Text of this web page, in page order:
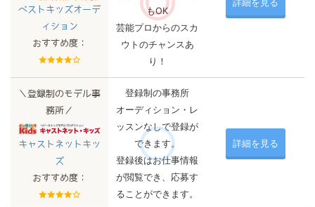
ベストキッズオーデ
ィション
おすすめ度：
もOK
芸能プロからのスカ
ウトのチャンスあ
り！
詳細を見る
＼登録制のモデル事
務所／
キャストネットキッ
ズ
おすすめ度：
登録制の事務所
オーディション・レ
ッスンなしで登録が
できます。
登録後はお仕事情報
が閲覧でき、応募す
ることができます。
詳細を見る